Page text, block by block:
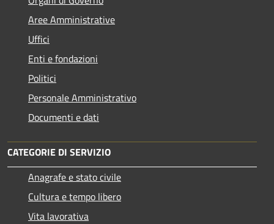
Aree Amministrative
Uffici
Enti e fondazioni
Politici
Personale Amministrativo
Documenti e dati
CATEGORIE DI SERVIZIO
Anagrafe e stato civile
Cultura e tempo libero
Vita lavorativa